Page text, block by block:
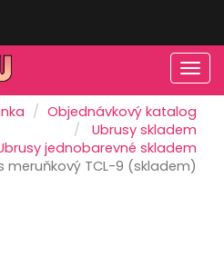
Objednávkový katalog
Ubrusy skladem
jednobarevné skladem
meruňkový TCL-9 (skladem)